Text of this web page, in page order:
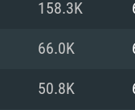
158.3K
66.0K
50.8K